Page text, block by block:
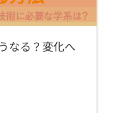
なる？変化へ